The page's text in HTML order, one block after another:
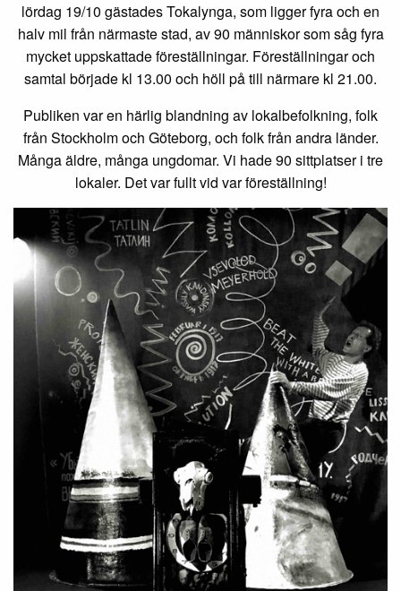
lördag 19/10 gästades Tokalynga, som ligger fyra och en
halv mil från närmaste stad, av 90 människor som såg fyra
mycket uppskattade föreställningar. Föreställningar och
samtal började kl 13.00 och höll på till närmare kl 21.00.
Publiken var en härlig blandning av lokalbefolkning, folk
från Stockholm och Göteborg, och folk från andra länder.
Många äldre, många ungdomar. Vi hade 90 sittplatser i tre
lokaler. Det var fullt vid var föreställning!